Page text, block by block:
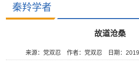
秦羚学者
故道沧桑
来源：党双忍 作者：党双忍 日期：